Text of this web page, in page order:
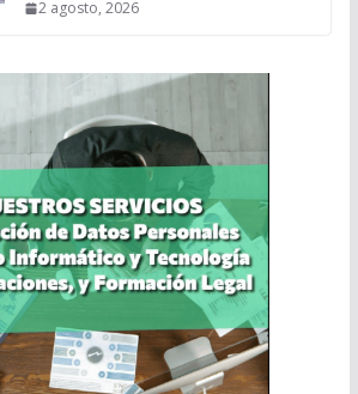
2 agosto, 2026